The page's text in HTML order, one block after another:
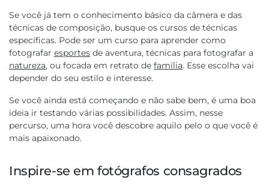
Se você já tem o conhecimento básico da câmera e das
técnicas de composição, busque os cursos de técnicas
específicas. Pode ser um curso para aprender como
fotografaresportes de aventura, técnicas para fotografar a
natureza, ou focada em retrato defamília. Esse escolha vai
depender do seu estilo e interesse.
Se você ainda está começando e não sabe bem, é uma boa
ideia ir testando várias possibilidades. Assim, nesse
percurso, uma hora você descobre aquilo pelo o que você é
mais apaixonado.
Inspire-se em fotógrafos consagrados